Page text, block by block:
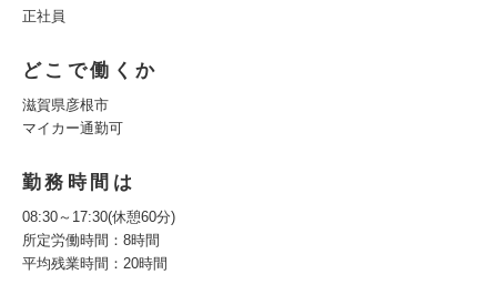
正社員
どこで働くか
滋賀県彦根市
マイカー通勤可
勤務時間は
08:30～17:30(休憩60分)
所定労働時間：8時間
平均残業時間：20時間